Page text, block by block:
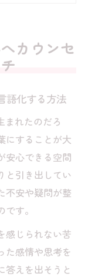
ープを断ち
カウンセリ
ウンセリン
型HSPの使
セリングが
カウンセ
語化する方法
まれたのだろ
にすることが大
安心できる空間
と引き出してい
不安や疑問が整
す。
感じられない苦
た感情や思考を
答えを出そうと